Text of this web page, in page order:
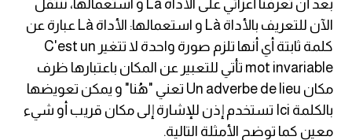
كلمات بحرف g
كلمات بحرف h
كلمات بحرف i
بعد أن تعرفنا أعزائي على الأداة La و استعمالها، ننتقل
الآن للتعريف بالأداة Là و استعمالها: الأداة Là عبارة عن
كلمة ثابتة أي أنها تلزم صورة واحدة لا تتغير C'est un
mot invariable تأتي للتعبير عن المكان باعتبارها ظرف
مكان Un adverbe de lieu تعني "هُنا" و يمكن تعويضها
بالكلمة Ici تستخدم إذن للإشارة إلى مكان قريب أو شيء
معين كما توضح الأمثلة التالية.